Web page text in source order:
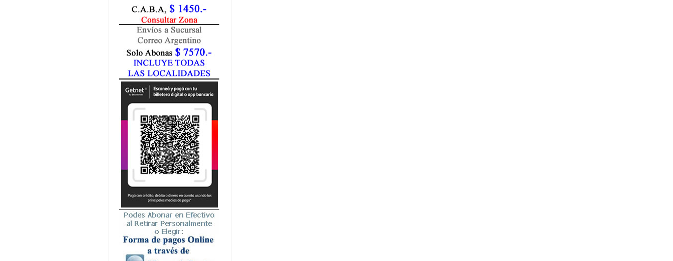
Fonoaudiología
Gastroenterología
Geriatría
Ginecología / Obstetricia
Hematología
Histología
Homeopatía
Infectología
Inmunología
Instrumentación Quirurgica
Medicina del Deporte / Rehabilitación
Medicina Emergencias / Urgencias
Medicina Forense / Legal
Medicina General
Medicina Interna
Microbiología
Nefrología
Neonatología / Pediatría
Neumología
Neuroanatomía / Neurociencia